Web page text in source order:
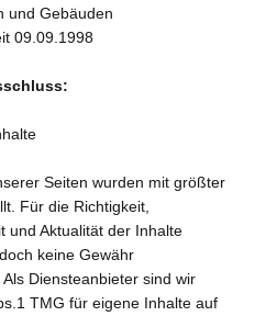
und Gebäuden
09.09.1998
Seiten wurden mit größter
Für die Richtigkeit,
und Aktualität der Inhalte
keine Gewähr
Diensteanbieter sind wir
TMG für eigene Inhalte auf